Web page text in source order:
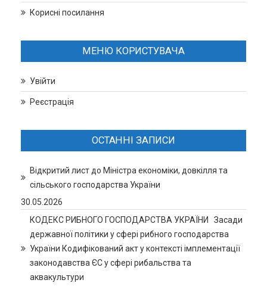
Корисні посилання
МЕНЮ КОРИСТУВАЧА
Увійти
Реєстрація
ОСТАННІ ЗАПИСИ
Відкритий лист до Міністра економіки, довкілля та
сільського господарства України
30.05.2026
КОДЕКС РИБНОГО ГОСПОДАРСТВА УКРАЇНИ Засади
державної політики у сфері рибного господарства
України Кодифікований акт у контексті імплементації
законодавства ЄС у сфері рибальства та
аквакультури